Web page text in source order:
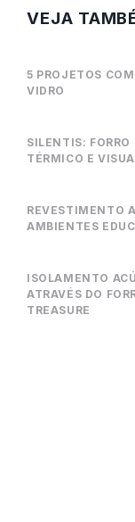
VEJA
5 PROJETOS
VIDRO
SILENTIS: FORRO
TÉRMICO E
REVESTIMENTO
AMBIENTES
ISOLAMENTO
ATRAVÉS DO
TREASURE